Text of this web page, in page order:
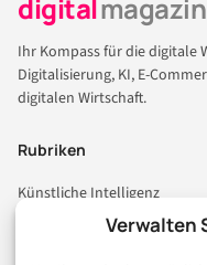
Verwalten
digitalmagazin
Ihr Kompass für die digitale
Digitalisierung, KI, E-
digitalen Wirtschaft.
Rubriken
Künstliche Intelligenz
Technologie & IT